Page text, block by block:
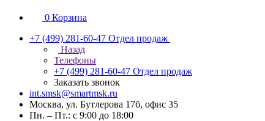
0 Корзина
+7 (499) 281-60-47 Отдел продаж
Назад
Телефоны
+7 (499) 281-60-47 Отдел продаж
Заказать звонок
int.smsk@smartmsk.ru
Москва, ул. Бутлерова 17б, офис 35
Пн. – Пт.: с 9:00 до 18:00